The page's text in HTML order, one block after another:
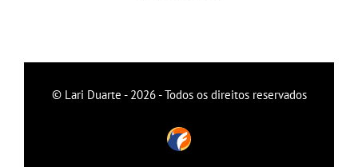
© Lari Duarte - 2026 - Todos os direitos reservados